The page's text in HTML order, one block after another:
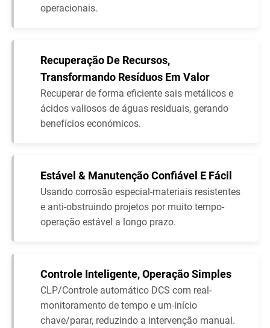
operacionais.
Recuperação De Recursos,
Transformando Resíduos Em Valor
Recuperar de forma eficiente sais metálicos e
ácidos valiosos de águas residuais, gerando
benefícios económicos.
Estável & Manutenção Confiável E Fácil
Usando corrosão especial-materiais resistentes
e anti-obstruindo projetos por muito tempo-
operação estável a longo prazo.
Controle Inteligente, Operação Simples
CLP/Controle automático DCS com real-
monitoramento de tempo e um-início
chave/parar, reduzindo a intervenção manual.